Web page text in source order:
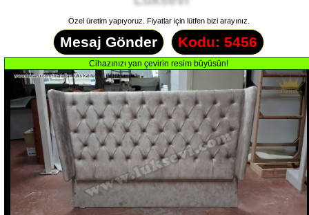
Özel üretim yapıyoruz. Fiyatlar için lütfen bizi arayınız.
Mesaj Gönder Kodu: 5456